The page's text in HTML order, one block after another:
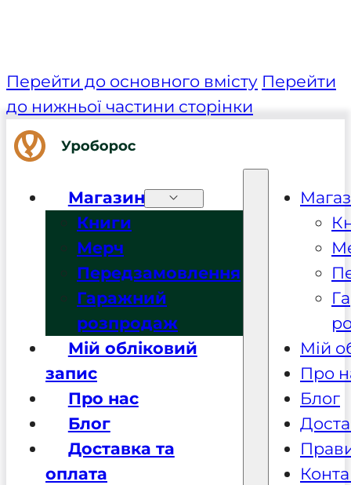
Перейти до основного вмісту Перейти
до нижньої частини сторінки
Магазин
Книги
Мерч
Передзамовлення
Гаражний
розпродаж
Мій обліковий
запис
Про нас
Блог
Доставка та
оплата
Мій
Про
Блог